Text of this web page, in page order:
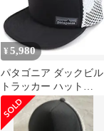
¥ 5,980
パタゴニア ダックビル
トラッカー ハット
Patagonia キャップ 新品
黒